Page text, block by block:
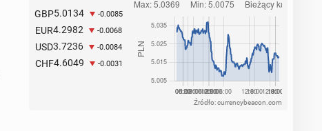
GBP5.0134 -0.0085
EUR4.2982 -0.0068
USD3.7236 -0.0084
CHF4.6049 -0.0031
Źródło: currencybeacon.com